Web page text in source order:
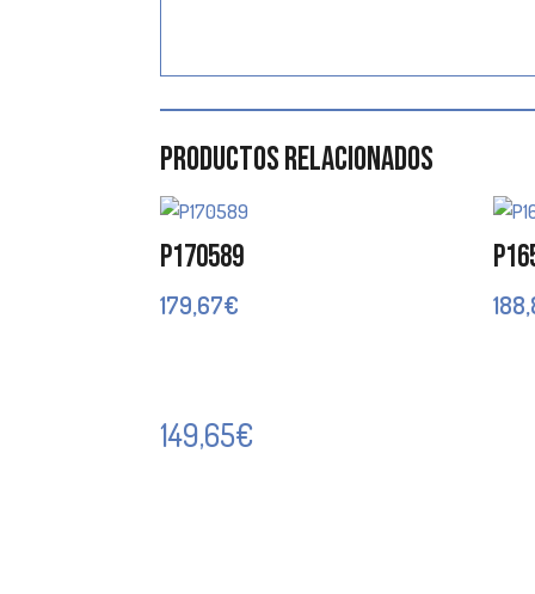
Productos relacionados
P170589
179,67€
149,65€